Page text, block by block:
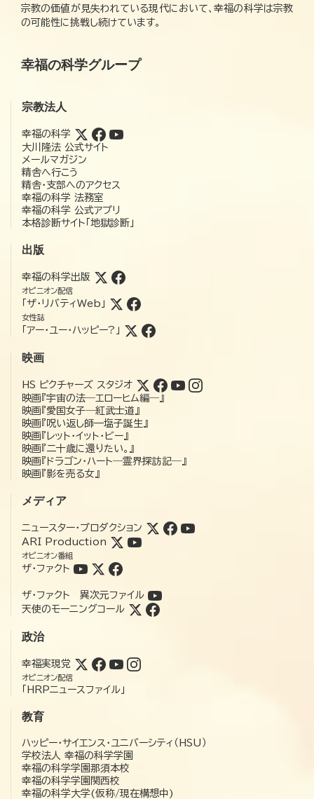
宗教の価値が見失われている現代において、幸福の科学は宗教
の可能性に挑戦し続けています。
幸福の科学グループ
宗教法人
幸福の科学
大川隆法 公式サイト
メールマガジン
精舎へ行こう
精舎・支部へのアクセス
幸福の科学 法務室
幸福の科学 公式アプリ
本格診断サイト「地獄診断」
出版
幸福の科学出版
オピニオン配信
「ザ・リバティWeb」
女性誌
「アー・ユー・ハッピー?」
映画
HS ピクチャーズ スタジオ
映画『宇宙の法―エローヒム編―』
映画『愛国女子―紅武士道』
映画『呪い返し師—塩子誕生』
映画『レット・イット・ビー』
映画『二十歳に還りたい。』
映画『ドラゴン・ハート―霊界探訪記―』
映画『影を売る女』
メディア
ニュースター・プロダクション
ARI Production
オピニオン番組
ザ・ファクト
ザ・ファクト 異次元ファイル
天使のモーニングコール
政治
幸福実現党
オピニオン配信
「HRPニュースファイル」
教育
ハッピー・サイエンス・ユニバーシティ（HSU）
学校法人 幸福の科学学園
幸福の科学学園那須本校
幸福の科学学園関西校
幸福の科学大学(仮称/現在構想中)